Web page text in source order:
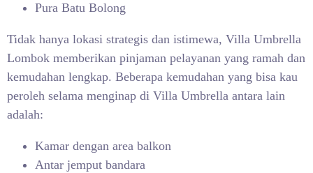
Pura Batu Bolong
Tidak hanya lokasi strategis dan istimewa, Villa Umbrella
Lombok memberikan pinjaman pelayanan yang ramah dan
kemudahan lengkap. Beberapa kemudahan yang bisa kau
peroleh selama menginap di Villa Umbrella antara lain
adalah:
Kamar dengan area balkon
Antar jemput bandara